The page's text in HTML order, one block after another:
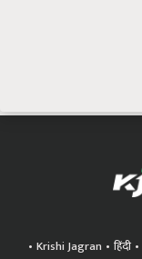
Krishi Jagran हिंदी